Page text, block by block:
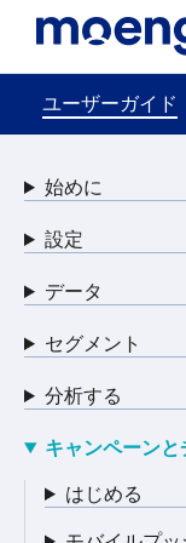
ユーザーガイド
始めに
設定
データ
セグメント
分析する
キャンペーンと
はじめる